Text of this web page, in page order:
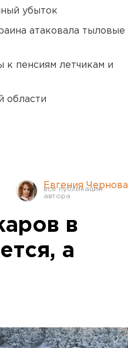
убыток
атаковала тыловые
к пенсиям летчикам и
области
Евгения Чернова
в
а